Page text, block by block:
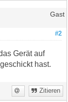
Gast
#2
Gerät auf
hast.
Zitieren